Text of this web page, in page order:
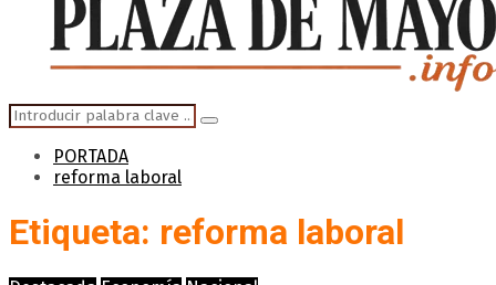
Search
for:
Search
PORTADA
reforma laboral
Etiqueta: reforma laboral